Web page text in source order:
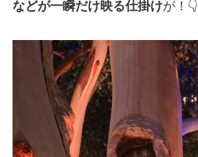
などが一瞬だけ映る仕掛けが！👇